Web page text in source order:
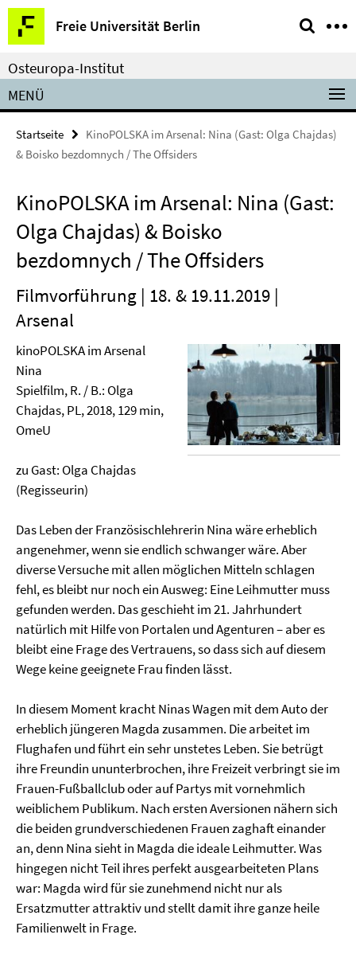
Springe
direkt
zu
Inhalt
Freie Universität Berlin
Service-
Navigation
Osteuropa-Institut
MENÜ
Startseite
KinoPOLSKA im Arsenal: Nina (Gast: Olga Chajdas)
& Boisko bezdomnych / The Offsiders
KinoPOLSKA im Arsenal: Nina (Gast:
Olga Chajdas) & Boisko
bezdomnych / The Offsiders
Filmvorführung | 18. & 19.11.2019 |
Arsenal
kinoPOLSKA im Arsenal
Nina
Spielfilm, R. / B.: Olga
Chajdas, PL, 2018, 129 min,
OmeU
zu Gast: Olga Chajdas
(Regisseurin)
Das Leben der Französischlehrerin Nina wäre erheblich
angenehmer, wenn sie endlich schwanger wäre. Aber
diverse Versuche mit allen möglichen Mitteln schlagen
fehl, es bleibt nur noch ein Ausweg: Eine Leihmutter muss
gefunden werden. Das geschieht im 21. Jahrhundert
natürlich mit Hilfe von Portalen und Agenturen – aber es
bleibt eine Frage des Vertrauens, so dass sich auf diesem
Wege keine geeignete Frau finden lässt.
In diesem Moment kracht Ninas Wagen mit dem Auto der
erheblich jüngeren Magda zusammen. Die arbeitet im
Flughafen und führt ein sehr unstetes Leben. Sie betrügt
ihre Freundin ununterbrochen, ihre Freizeit verbringt sie im
Frauen-Fußballclub oder auf Partys mit vornehmlich
weiblichem Publikum. Nach ersten Aversionen nähern sich
die beiden grundverschiedenen Frauen zaghaft einander
an, denn Nina sieht in Magda die ideale Leihmutter. Was
hingegen nicht Teil ihres perfekt ausgearbeiteten Plans
war: Magda wird für sie zunehmend nicht nur als
Ersatzmutter attraktiv und stellt damit ihre ganze heile
Familienwelt in Frage.